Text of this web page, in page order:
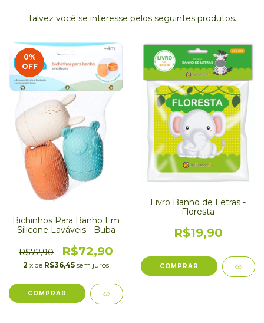
Talvez você se interesse pelos seguintes produtos.
0%
OFF
Bichinhos Para Banho Em
Silicone Laváveis - Buba
R$72,90 R$72,90
2 x de R$36,45 sem juros
Livro Banho de Letras -
Floresta
R$19,90